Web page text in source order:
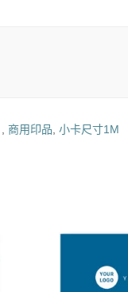
,商用印品,小卡尺寸1M